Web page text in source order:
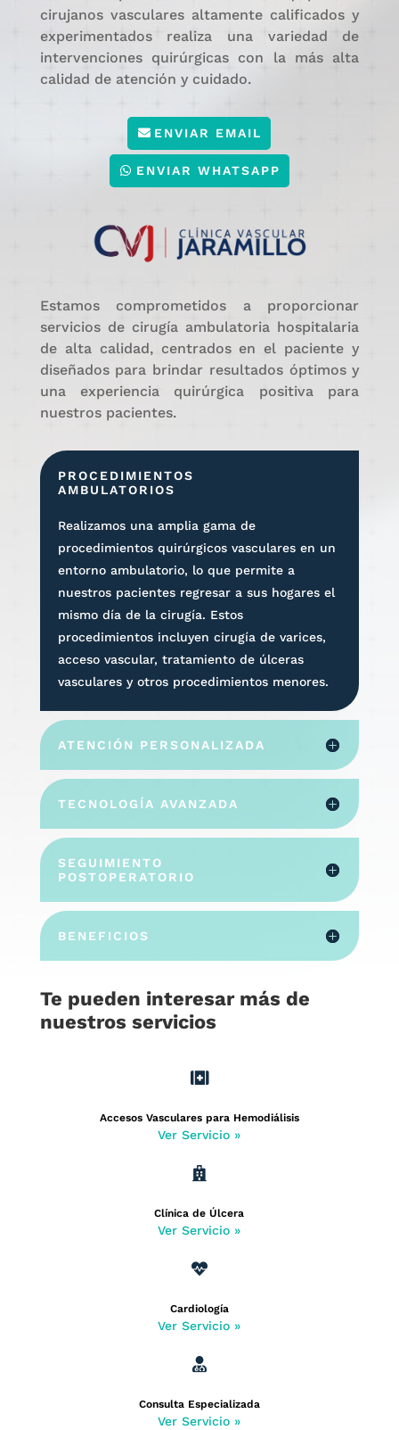
cirujanos vasculares altamente calificados y
experimentados realiza una variedad de
intervenciones quirúrgicas con la más alta
calidad de atención y cuidado.
ENVIAR EMAIL
ENVIAR WHATSAPP
Estamos comprometidos a proporcionar
servicios de cirugía ambulatoria hospitalaria
de alta calidad, centrados en el paciente y
diseñados para brindar resultados óptimos y
una experiencia quirúrgica positiva para
nuestros pacientes.
PROCEDIMIENTOS
AMBULATORIOS
Realizamos una amplia gama de
procedimientos quirúrgicos vasculares en un
entorno ambulatorio, lo que permite a
nuestros pacientes regresar a sus hogares el
mismo día de la cirugía. Estos
procedimientos incluyen cirugía de varices,
acceso vascular, tratamiento de úlceras
vasculares y otros procedimientos menores.
ATENCIÓN PERSONALIZADA
TECNOLOGÍA AVANZADA
SEGUIMIENTO
POSTOPERATORIO
BENEFICIOS
Te pueden interesar más de
nuestros servicios

Accesos Vasculares para Hemodiálisis
Ver Servicio »

Clínica de Úlcera
Ver Servicio »

Cardiología
Ver Servicio »

Consulta Especializada
Ver Servicio »